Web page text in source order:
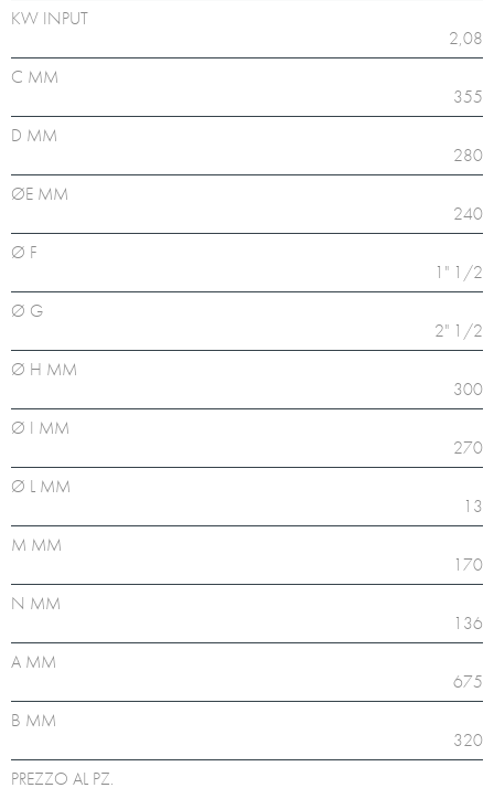
KW INPUT
2,08
C MM
355
D MM
280
ØE MM
240
Ø F
1" 1/2
Ø G
2" 1/2
Ø H MM
300
Ø I MM
270
Ø L MM
13
M MM
170
N MM
136
A MM
675
B MM
320
PREZZO AL PZ.